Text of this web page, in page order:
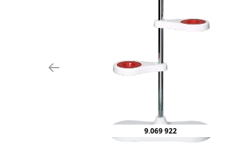
9.069 922